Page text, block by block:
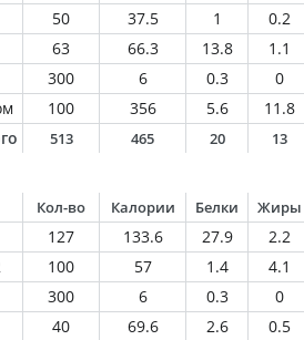
50 37.5 1 0.2
63 66.3 13.8 1.1
300 6 0.3 0
100 356 5.6 11.8
513 465 20 13
Кол-во Калории Белки Жиры
127 133.6 27.9 2.2
100 57 1.4 4.1
300 6 0.3 0
40 69.6 2.6 0.5